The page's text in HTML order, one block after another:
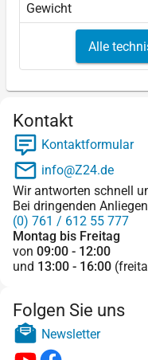
Gewicht
Alle
Kontakt
Kontaktformular
info@Z24.de
Wir antworten schnell
Bei dringenden
(0) 761 / 612 55 777
Montag bis Freitag
von 09:00 - 12:00
und 13:00 - 16:00
Folgen Sie uns
Newsletter